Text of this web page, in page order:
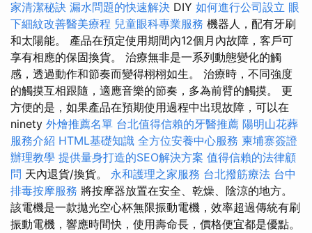
家清潔秘訣 漏水問題的快速解決 DIY 如何進行公司設立 眼
下細紋改善醫美療程 兒童眼科專業服務 機器人，配有牙刷
和太陽能。 產品在預定使用期間內12個月內故障，客戶可
享有相應的保固換貨。 治療無非是一系列動態變化的觸
感，透過動作和節奏而變得栩栩如生。 治療時，不同強度
的觸摸互相跟隨，適應音樂的節奏，多為前臂的觸摸。 更
方便的是，如果產品在預期使用過程中出現故障，可以在
ninety 外燴推薦名單 台北值得信賴的牙醫推薦 陽明山花葬
服務介紹 HTML基礎知識 全方位安養中心服務 柬埔寨簽證
辦理教學 提供量身打造的SEO解決方案 值得信賴的法律顧
問 天內退貨/換貨。 永和護理之家服務 台北撥筋療法 台中
排毒按摩服務 將按摩器放置在安全、乾燥、陰涼的地方。
該電機是一款拋光空心杯無限振動電機，效率超過傳統有刷
振動電機，響應時間快，使用壽命長，價格便宜都是優點。